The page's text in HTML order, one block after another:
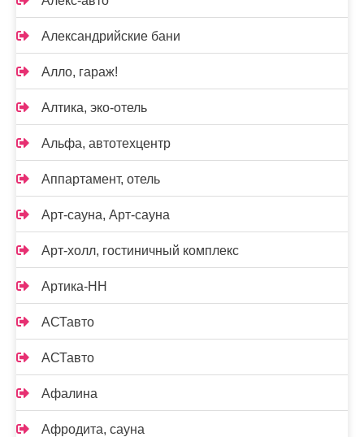
Александрийские бани
Алло, гараж!
Алтика, эко-отель
Альфа, автотехцентр
Аппартамент, отель
Арт-сауна, Арт-сауна
Арт-холл, гостиничный комплекс
Артика-НН
АСТавто
АСТавто
Афалина
Афродита, сауна